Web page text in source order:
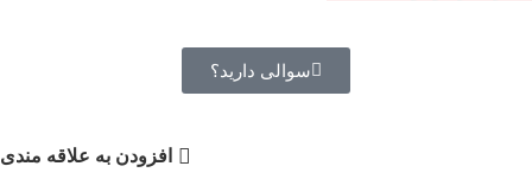
سوالی دارید؟
افزودن به علاقه مندی